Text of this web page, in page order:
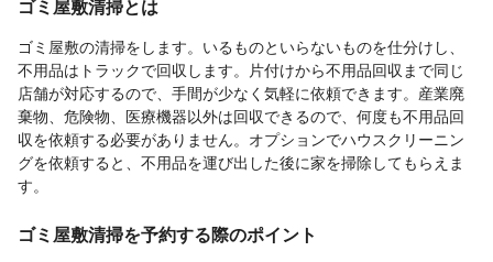
ゴミ屋敷清掃とは
ゴミ屋敷の清掃をします。いるものといらないものを仕分けし、
不用品はトラックで回収します。片付けから不用品回収まで同じ
店舗が対応するので、手間が少なく気軽に依頼できます。産業廃
棄物、危険物、医療機器以外は回収できるので、何度も不用品回
収を依頼する必要がありません。オプションでハウスクリーニン
グを依頼すると、不用品を運び出した後に家を掃除してもらえま
す。
ゴミ屋敷清掃を予約する際のポイント